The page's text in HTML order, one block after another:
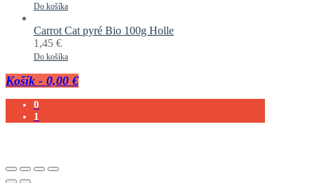
Do košíka
Carrot Cat pyré Bio 100g Holle
1,45 €
Do košíka
Košík - 0,00 €
0
1